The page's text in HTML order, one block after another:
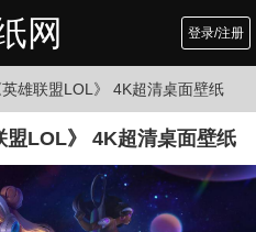
网 登录/注册
雄联盟LOL》 4K超清桌面壁纸
盟LOL》 4K超清桌面壁纸